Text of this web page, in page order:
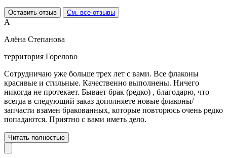
Оставить отзыв См. все отзывы
А
Алёна Степанова
территория Горелово
Сотрудничаю уже больше трех лет с вами. Все флаконы
красивые и стильные. Качественно выполнены. Ничего
никогда не протекает. Бывает брак (редко) , благодарю, что
всегда в следующий заказ дополняете новые флаконы/
запчасти взамен бракованных, которые повторюсь очень редко
попадаются. Приятно с вами иметь дело.
Читать полностью